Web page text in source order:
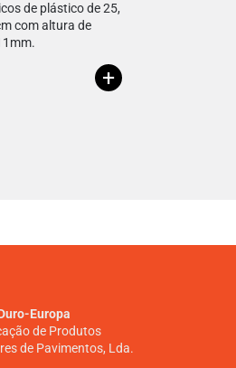
de plástico de 25,
com altura de
+
Europa
de Produtos
de Pavimentos, Lda.